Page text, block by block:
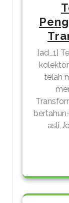
[ad_1]
telah
asli